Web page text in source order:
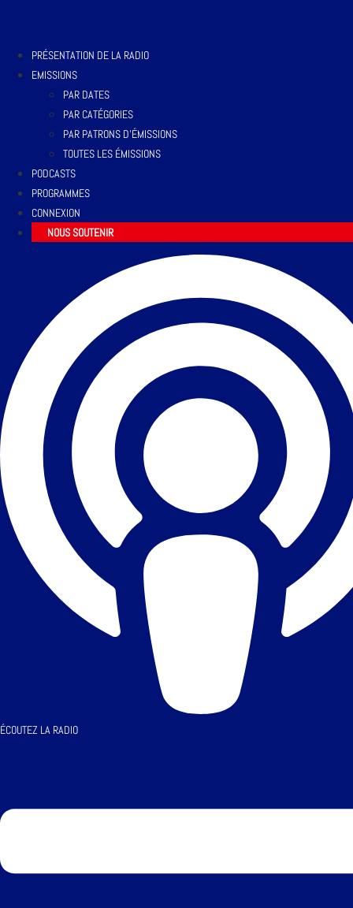
PRÉSENTATION DE LA RADIO
EMISSIONS
PAR DATES
PAR CATÉGORIES
PAR PATRONS D’ÉMISSIONS
TOUTES LES ÉMISSIONS
PODCASTS
PROGRAMMES
CONNEXION
NOUS SOUTENIR
ÉCOUTEZ LA RADIO